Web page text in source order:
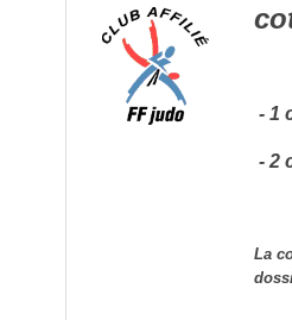
- 1
- 2
La